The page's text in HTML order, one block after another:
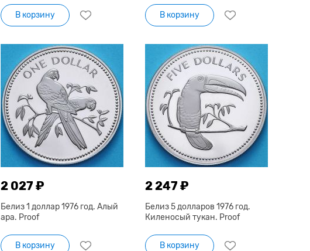
В корзину В корзину
2 027 ₽
Белиз 1 доллар 1976 год. Алый
ара. Proof
В корзину
2 247 ₽
Белиз 5 долларов 1976 год.
Киленосый тукан. Proof
В корзину